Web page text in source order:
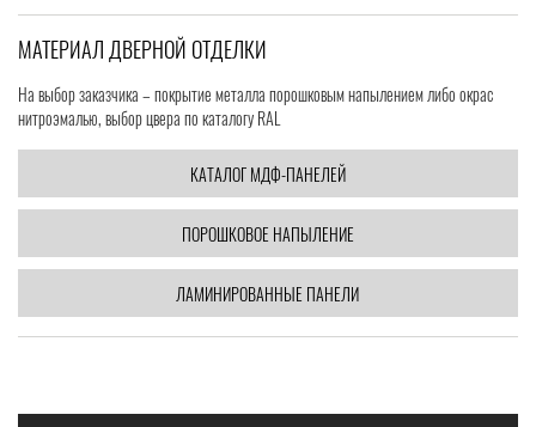
МАТЕРИАЛ ДВЕРНОЙ ОТДЕЛКИ
На выбор заказчика – покрытие металла порошковым напылением либо окрас
нитроэмалью, выбор цвера по каталогу RAL
КАТАЛОГ МДФ-ПАНЕЛЕЙ
ПОРОШКОВОЕ НАПЫЛЕНИЕ
ЛАМИНИРОВАННЫЕ ПАНЕЛИ